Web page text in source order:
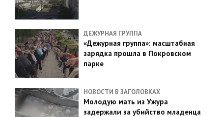
ДЕЖУРНАЯ ГРУППА
«Дежурная группа»: масштабная
зарядка прошла в Покровском
парке
НОВОСТИ В ЗАГОЛОВКАХ
Молодую мать из Ужура
задержали за убийство младенца